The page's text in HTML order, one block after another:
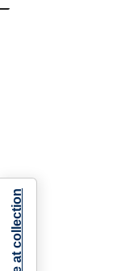
Notice at collection